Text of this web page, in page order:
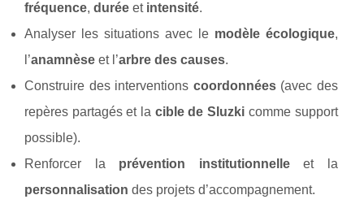
fréquence, durée et intensité.
Analyser les situations avec le modèle écologique,
l’anamnèse et l’arbre des causes.
Construire des interventions coordonnées(avec des
repères partagés et la cible de Sluzki comme support
possible).
Renforcer la prévention institutionnelleet la
personnalisation des projets d’accompagnement.